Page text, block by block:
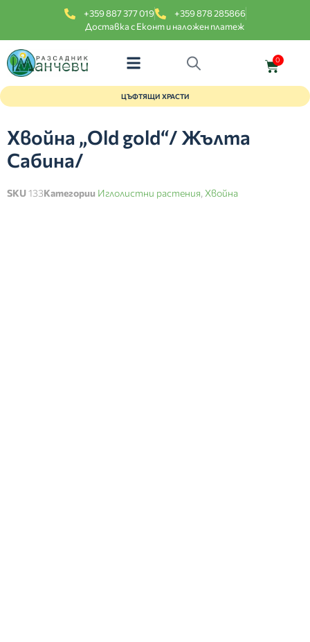
+359 887 377 019
+359 878 285866
Доставка с Еконт и наложен платеж
0
ЦЪФТЯЩИ ХРАСТИ
Хвойна „Old gold“/ Жълта
Сабина/
SKU133Категории Иглолистни растения, Хвойна